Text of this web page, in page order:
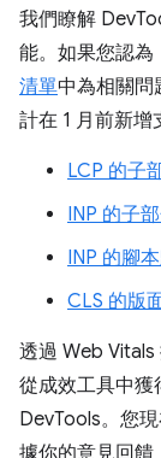
我們瞭解
能。如果您認為
清單中為相關問
計在 1 月前新增
LCP 的子
INP 的子
INP 的腳
CLS 的版
透過 Web
從成效工具中獲
DevTools。您
據你的意見回饋